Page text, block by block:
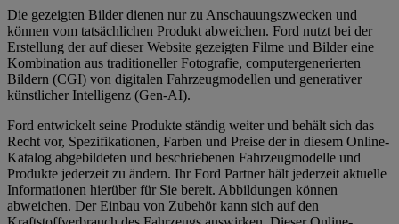
Die gezeigten Bilder dienen nur zu Anschauungszwecken und
können vom tatsächlichen Produkt abweichen. Ford nutzt bei der
Erstellung der auf dieser Website gezeigten Filme und Bilder eine
Kombination aus traditioneller Fotografie, computergenerierten
Bildern (CGI) von digitalen Fahrzeugmodellen und generativer
künstlicher Intelligenz (Gen-AI).
Ford entwickelt seine Produkte ständig weiter und behält sich das
Recht vor, Spezifikationen, Farben und Preise der in diesem Online-
Katalog abgebildeten und beschriebenen Fahrzeugmodelle und
Produkte jederzeit zu ändern. Ihr Ford Partner hält jederzeit aktuelle
Informationen hierüber für Sie bereit. Abbildungen können
abweichen. Der Einbau von Zubehör kann sich auf den